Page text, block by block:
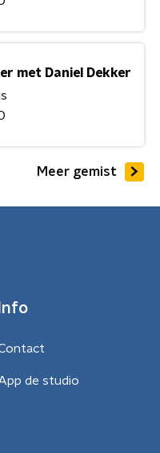
met Daniel Dekker
Meer gemist
Info
de studio